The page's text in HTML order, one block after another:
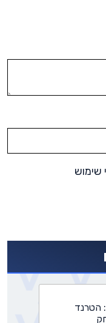
שימוש
הטרנד